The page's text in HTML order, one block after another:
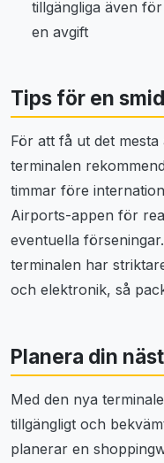
tillgängliga även
en avgift
Tips för en
För att få ut det
terminalen
timmar före
Airports-appen för
eventuella
terminalen har
och elektronik, så
Planera din
Med den nya
tillgängligt och
planerar en